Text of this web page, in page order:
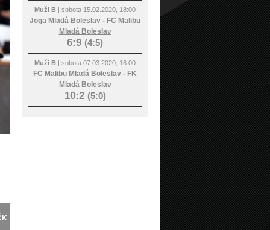
Muži B | sobota 15.02.2020, 18:00
Joga Mladá Boleslav - FC Malibu
Mladá Boleslav
6:9 (4:5)
Muži B | sobota 07.03.2020, 16:00
FC Malibu Mladá Boleslav - FK
Mladá Boleslav
10:2 (5:0)